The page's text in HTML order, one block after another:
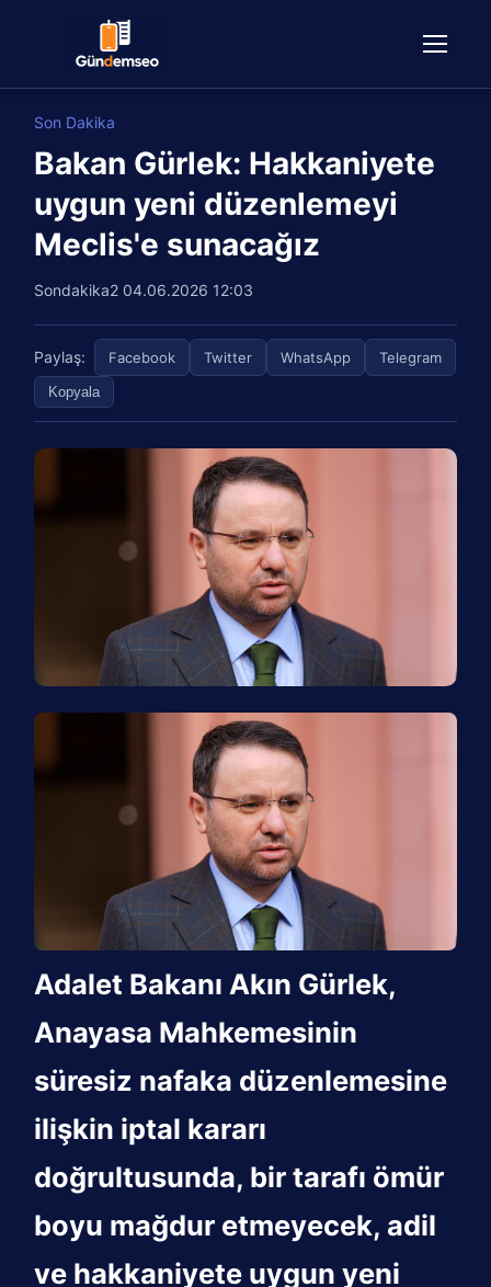
Son Dakika
Bakan Gürlek: Hakkaniyete
uygun yeni düzenlemeyi
Meclis'e sunacağız
Sondakika2 04.06.2026 12:03
Paylaş: Facebook Twitter WhatsApp Telegram
Kopyala
Adalet Bakanı Akın Gürlek,
Anayasa Mahkemesinin
süresiz nafaka düzenlemesine
ilişkin iptal kararı
doğrultusunda, bir tarafı ömür
boyu mağdur etmeyecek, adil
ve hakkaniyete uygun yeni